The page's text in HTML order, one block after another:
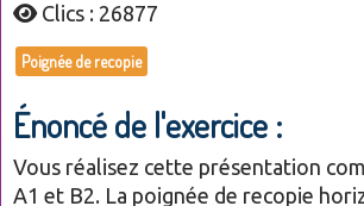
Clics : 26877
Poignée de recopie
Énoncé de l'exercice :
Vous réalisez cette présentation
A1 et B2. La poignée de recopie